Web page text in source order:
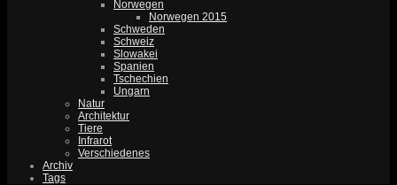
Norwegen
Norwegen 2015
Schweden
Schweiz
Slowakei
Spanien
Tschechien
Ungarn
Natur
Architektur
Tiere
Infrarot
Verschiedenes
Archiv
Tags